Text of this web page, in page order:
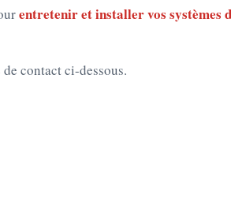
entretenir et installer vos systèmes
contact ci-dessous.